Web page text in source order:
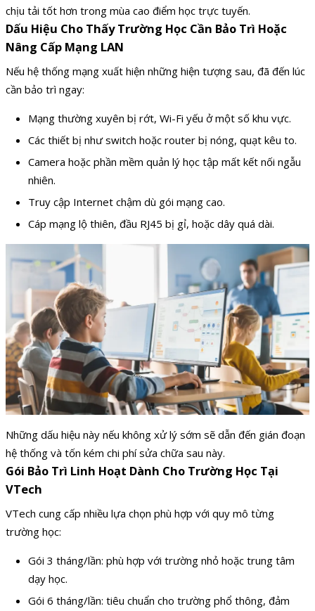
chịu tải tốt hơn trong mùa cao điểm học trực tuyến.
Dấu Hiệu Cho Thấy Trường Học Cần Bảo Trì Hoặc
Nâng Cấp Mạng LAN
Nếu hệ thống mạng xuất hiện những hiện tượng sau, đã đến lúc
cần bảo trì ngay:
Mạng thường xuyên bị rớt, Wi-Fi yếu ở một số khu vực.
Các thiết bị như switch hoặc router bị nóng, quạt kêu to.
Camera hoặc phần mềm quản lý học tập mất kết nối ngẫu
nhiên.
Truy cập Internet chậm dù gói mạng cao.
Cáp mạng lộ thiên, đầu RJ45 bị gỉ, hoặc dây quá dài.
Những dấu hiệu này nếu không xử lý sớm sẽ dẫn đến gián đoạn
hệ thống và tốn kém chi phí sửa chữa sau này.
Gói Bảo Trì Linh Hoạt Dành Cho Trường Học Tại
VTech
VTech cung cấp nhiều lựa chọn phù hợp với quy mô từng
trường học:
Gói 3 tháng/lần: phù hợp với trường nhỏ hoặc trung tâm
dạy học.
Gói 6 tháng/lần: tiêu chuẩn cho trường phổ thông, đảm